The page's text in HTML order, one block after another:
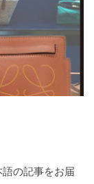
の記事をお届